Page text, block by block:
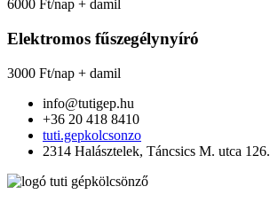
6000 Ft/nap + damil
Elektromos fűszegélynyíró
3000 Ft/nap + damil
info@tutigep.hu
+36 20 418 8410
tuti.gepkolcsonzo
2314 Halásztelek, Táncsics M. utca 126.